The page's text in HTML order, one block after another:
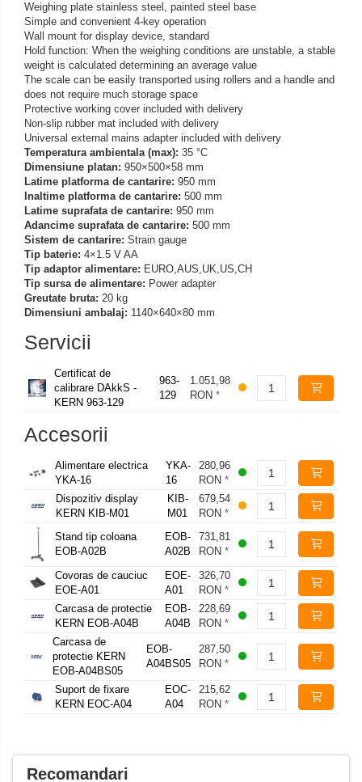
Iluminare microscop
Kit camp intunecat
Lichid calibrare
Masa microscop
Obiective microscoape
Oculare microscop
Standuri Stereomicroscoape
Unitate contrast de faza
Unitate fluorescenta
Unitate polarizare
Standard calibrare
Scala aditionala refractometru
Weighing plate stainless steel, painted steel base
Simple and convenient 4-key operation
Wall mount for display device, standard
Hold function: When the weighing conditions are unstable, a stable
weight is calculated determining an average value
The scale can be easily transported using rollers and a handle and
does not require much storage space
Protective working cover included with delivery
Non-slip rubber mat included with delivery
Universal external mains adapter included with delivery
Temperatura ambientala (max): 35 °C
Dimensiune platan: 950×500×58 mm
Latime platforma de cantarire: 950 mm
Inaltime platforma de cantarire: 500 mm
Latime suprafata de cantarire: 950 mm
Adancime suprafata de cantarire: 500 mm
Sistem de cantarire: Strain gauge
Tip baterie: 4×1.5 V AA
Tip adaptor alimentare: EURO,AUS,UK,US,CH
Tip sursa de alimentare: Power adapter
Greutate bruta: 20 kg
Dimensiuni ambalaj: 1140×640×80 mm
Servicii
Certificat de
calibrare DAkkS -
KERN 963-129
963-
129
1.051,98
RON *
Accesorii
Alimentare electrica
YKA-16
YKA-
16
280,96
RON *
Dispozitiv display
KERN KIB-M01
KIB-
M01
679,54
RON*
Stand tip coloana
EOB-A02B
EOB-
A02B
731,81
RON *
Covoras de cauciuc
EOE-A01
EOE-
A01
326,70
RON *
Carcasa de protectie
KERN EOB-A04B
EOB-
A04B
228,69
RON *
Carcasa de
protectie KERN
EOB-A04BS05
EOB-
A04BS05
287,50
RON *
Suport de fixare
KERN EOC-A04
EOC-
A04
215,62
RON *
Recomandari